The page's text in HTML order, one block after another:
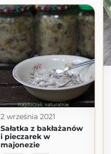
2 września 2021
Sałatka z bakłażanów
i pieczarek w
majonezie